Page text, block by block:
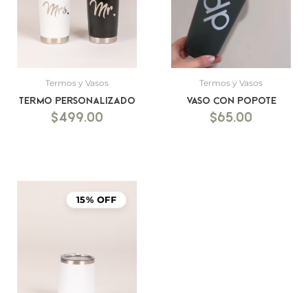
Termos y Vasos
Termo personalizado
$499.00
Termos y Vasos
Vaso con Popote
$65.00
15% OFF